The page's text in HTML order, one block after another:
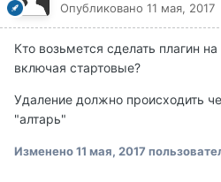
Опубликовано 11 мая, 2017
Кто возьмется сделать плагин
включая стартовые?
Удаление должно происходить
"алтарь"
Изменено11 мая, 2017